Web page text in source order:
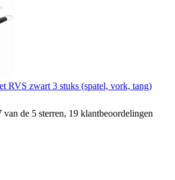
RVS zwart 3 stuks (spatel, vork, tang)
van de 5 sterren, 19 klantbeoordelingen